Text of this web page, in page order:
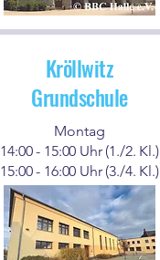
Kröllwitz
Grundschule
Montag
14:00 - 15:00 Uhr (1./2. Kl.)
15:00 - 16:00 Uhr (3./4. Kl.)